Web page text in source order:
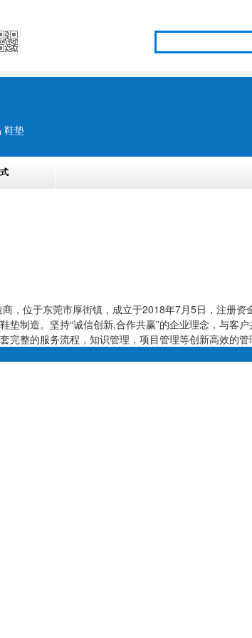
鞋垫
位于东莞市厚街镇，成立于2018年7月5日，注册资
制造。坚持“诚信创新,合作共赢”的企业理念，与客户
的服务流程，知识管理，项目管理等创新高效的管